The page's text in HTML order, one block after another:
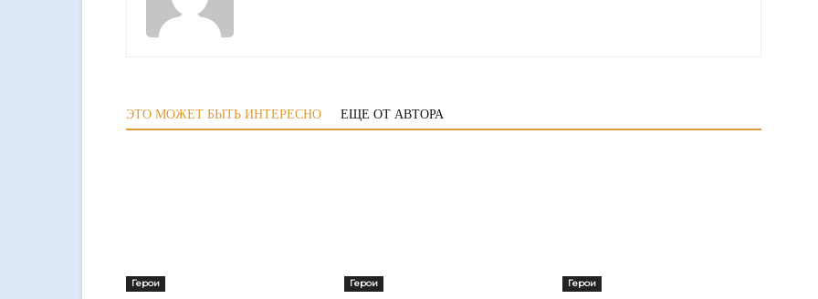
ЭТО МОЖЕТ БЫТЬ ИНТЕРЕСНО ЕЩЕ ОТ АВТОРА
Герои Герои Герои